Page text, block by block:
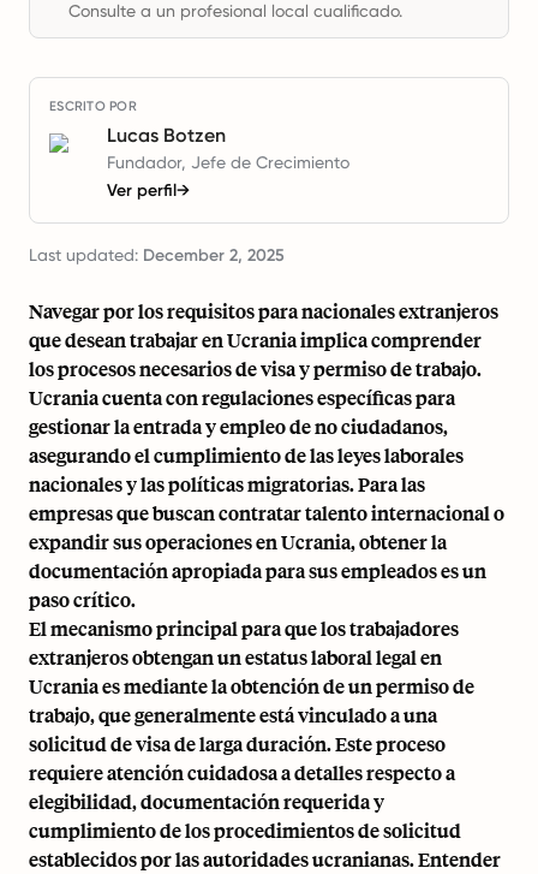
Consulte a un profesional local cualificado.
ESCRITO POR
Lucas Botzen
Fundador, Jefe de Crecimiento
Ver perfil→
Last updated: December 2, 2025
Navegar por los requisitos para nacionales extranjeros
que desean trabajar en Ucrania implica comprender
los procesos necesarios de visa y permiso de trabajo.
Ucrania cuenta con regulaciones específicas para
gestionar la entrada y empleo de no ciudadanos,
asegurando el cumplimiento de las leyes laborales
nacionales y las políticas migratorias. Para las
empresas que buscan contratar talento internacional o
expandir sus operaciones en Ucrania, obtener la
documentación apropiada para sus empleados es un
paso crítico.
El mecanismo principal para que los trabajadores
extranjeros obtengan un estatus laboral legal en
Ucrania es mediante la obtención de un permiso de
trabajo, que generalmente está vinculado a una
solicitud de visa de larga duración. Este proceso
requiere atención cuidadosa a detalles respecto a
elegibilidad, documentación requerida y
cumplimiento de los procedimientos de solicitud
establecidos por las autoridades ucranianas. Entender